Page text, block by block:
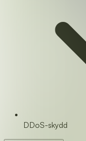
DDoS-skydd